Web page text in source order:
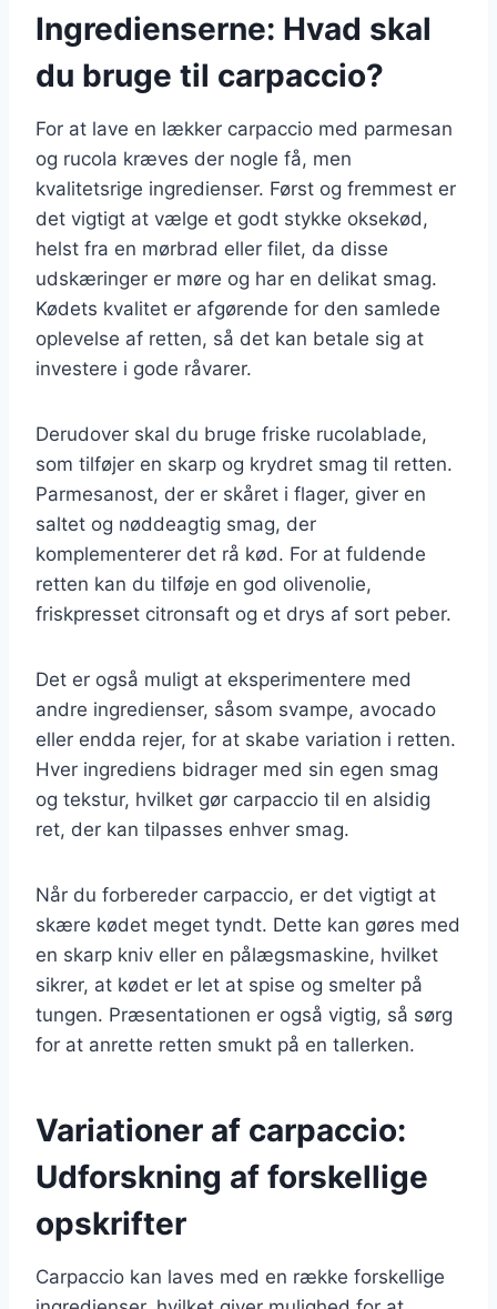
Ingredienserne: Hvad skal
du bruge til carpaccio?
For at lave en lækker carpaccio med parmesan
og rucola kræves der nogle få, men
kvalitetsrige ingredienser. Først og fremmest er
det vigtigt at vælge et godt stykke oksekød,
helst fra en mørbrad eller filet, da disse
udskæringer er møre og har en delikat smag.
Kødets kvalitet er afgørende for den samlede
oplevelse af retten, så det kan betale sig at
investere i gode råvarer.
Derudover skal du bruge friske rucolablade,
som tilføjer en skarp og krydret smag til retten.
Parmesanost, der er skåret i flager, giver en
saltet og nøddeagtig smag, der
komplementerer det rå kød. For at fuldende
retten kan du tilføje en god olivenolie,
friskpresset citronsaft og et drys af sort peber.
Det er også muligt at eksperimentere med
andre ingredienser, såsom svampe, avocado
eller endda rejer, for at skabe variation i retten.
Hver ingrediens bidrager med sin egen smag
og tekstur, hvilket gør carpaccio til en alsidig
ret, der kan tilpasses enhver smag.
Når du forbereder carpaccio, er det vigtigt at
skære kødet meget tyndt. Dette kan gøres med
en skarp kniv eller en pålægsmaskine, hvilket
sikrer, at kødet er let at spise og smelter på
tungen. Præsentationen er også vigtig, så sørg
for at anrette retten smukt på en tallerken.
Variationer af carpaccio:
Udforskning af forskellige
opskrifter
Carpaccio kan laves med en række forskellige